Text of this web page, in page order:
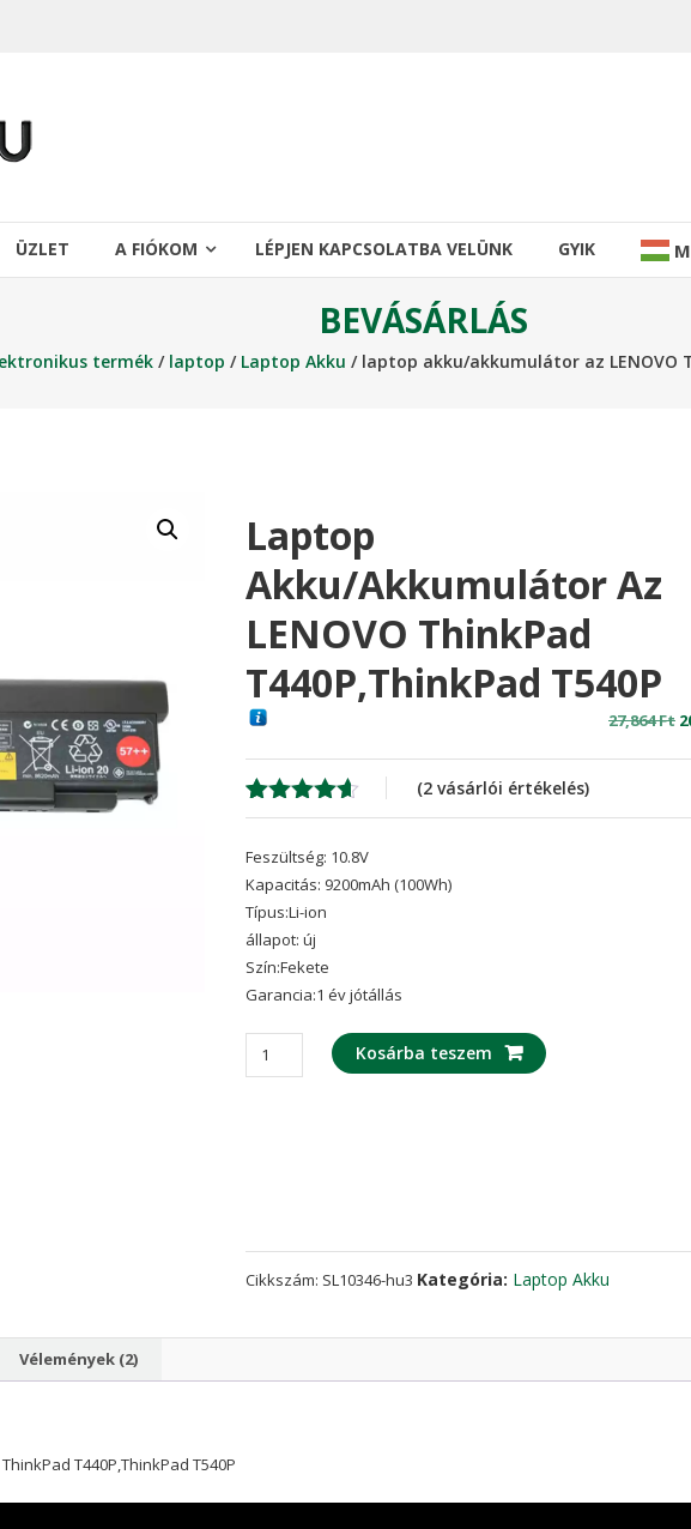
ÜZLET A FIÓKOM LÉPJEN KAPCSOLATBA VELÜNK GYIK
BEVÁSÁRLÁS
termék / laptop / Laptop Akku / laptop akku/akkumulátor az LENOVO
Laptop
Akku/akkumulátor Az
LENOVO ThinkPad
T440P,ThinkPad T540P
27,864Ft
Értékelés
ből,
2
értékelés
alapján
(2vásárlói értékelés)
Feszültség: 10.8V
Kapacitás: 9200mAh (100Wh)
Típus:Li-ion
állapot: új
Szín:Fekete
Garancia:1 év jótállás
laptop
akku/akkumulátor
Kosárba teszem
Cikkszám: SL10346-hu3 Kategória: Laptop Akku
Vélemények (2)
T440P,ThinkPad T540P